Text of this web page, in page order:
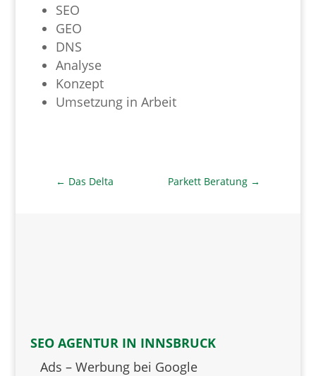
SEO
GEO
DNS
Analyse
Konzept
Umsetzung in Arbeit
← Das Delta Parkett Beratung →
SEO AGENTUR IN INNSBRUCK
Ads – Werbung bei Google